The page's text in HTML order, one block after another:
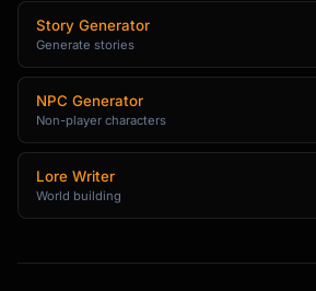
Story Generator
Generate stories
NPC Generator
Non-player characters
Lore Writer
World building